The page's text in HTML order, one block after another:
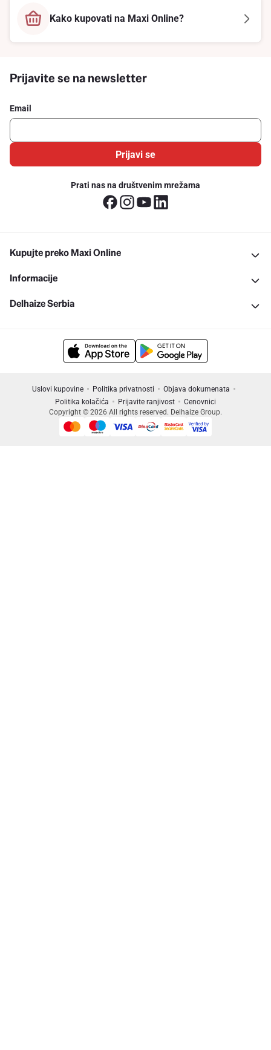
Kako kupovati na Maxi Online?
Prijavite se na newsletter
Email
Prijavi se
Prati nas na društvenim mrežama
Kupujte preko Maxi Online
Informacije
Delhaize Serbia
Uslovi kupovine Politika privatnosti
Objava dokumenata
Politika kolačića
Prijavite ranjivost
Cenovnici
Copyright © 2026 All rights reserved. Delhaize Group.